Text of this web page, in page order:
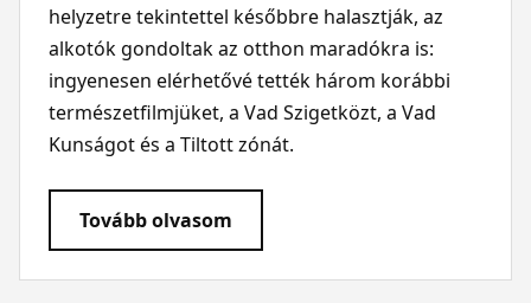
helyzetre tekintettel későbbre halasztják, az
alkotók gondoltak az otthon maradókra is:
ingyenesen elérhetővé tették három korábbi
természetfilmjüket, a Vad Szigetközt, a Vad
Kunságot és a Tiltott zónát.
Tovább olvasom